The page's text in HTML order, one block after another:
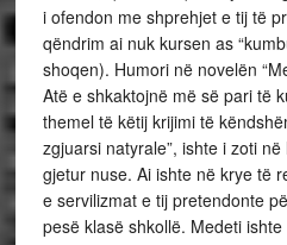
i ofendon me shprehjet e tij të
qëndrim ai nuk kursen as
shoqen). Humori në novelën
Atë e shkaktojnë më së pari të
themel të këtij krijimi të
zgjuarsi natyrale”, ishte i zoti
gjetur nuse. Ai ishte në krye të
e servilizmat e tij pretendonte
pesë klasë shkollë. Medeti